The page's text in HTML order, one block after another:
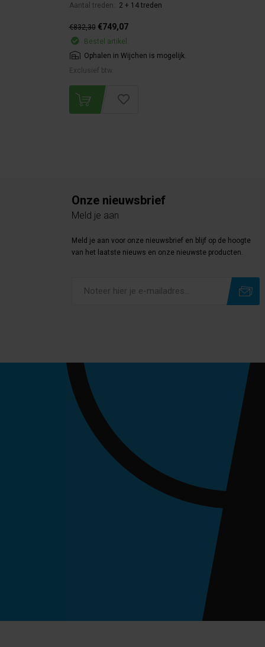
Aantal treden:
2 + 14 treden
€832,30 €749,07
Bestel artikel.
Ophalen in Wijchen is mogelijk.
Exclusief btw.
Onze nieuwsbrief
Meld je aan
Meld je aan voor onze nieuwsbrief en blijf op de hoogte
van het laatste nieuws en onze nieuwste producten.